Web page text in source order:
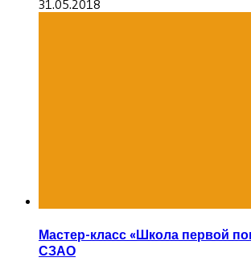
31.05.2018
Мастер-класс «Школа первой
СЗАО